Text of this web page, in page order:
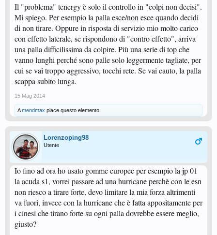
gomma simile! Come la Tenergy c'è solo la Tenergy! Stessa cosa secondo
me vale per le cinesi con gommapiuma dura e topsheet appiccicoso
comprese Tibhar grip-s e Donic traction che non sono altro che le Haifu
Blue Whale II e III e sono diversissime dalle tenergy!!
Molto più simili alle Tenergy sono le miriadi di Esn disponibili sul
mercato...e qui ognuno ha la sua opinione influenzata anche dal fatto che
ogni gomma risulta diversa a seconda del telaio che uno utilizza!! Esempio
classico: la S2 su telai elastici va bene anche per il dritto, su telai rigidi va
giù! Sempre IMHO!!!
Il "problema" tenergy è solo il controllo in "colpi non decisi".
Mi spiego. Per esempio la palla esce/non esce quando decidi
di non tirare. Oppure in risposta di servizio mio molto carico
con effetto laterale, se rispondono di "contro effetto", arriva
una palla difficilissima da colpire. Più una serie di top che
vanno lunghi perché sono palle solo leggermente tagliate, per
cui se vai troppo aggressivo, tocchi rete. Se vai cauto, la palla
scappa subito lunga.
15 Mag 2014
Amendmax piace questo elemento.
Lorenzoping98
Utente
Io fino ad ora ho usato gomme europee per esempio la jp 01
la acuda s1, vorrei passare ad una hurricane perchè con le esn
non riesco a tirare forte, devo limitare la mia forza altrimenti
va fuori, invece con la hurricane che è fatta appositamente per
i cinesi che tirano forte su ogni palla dovrebbe essere meglio,
giusto?